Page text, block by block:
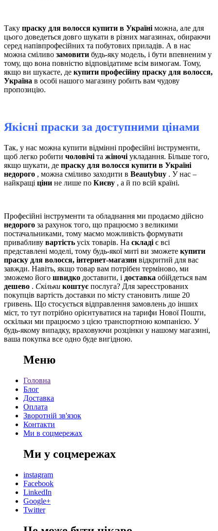
Таку праску для волосся купити в Україні можна, але для
цього доведеться довго шукати в різних магазинах, обираючи
серед напівпрофесійних та побутових приладів. А в нас
можна сміливо замовити будь-яку модель, і бути впевненим у
тому, що вона повністю відповідатиме всім вимогам. Тому,
якщо ви шукаєте, де купити професійну праску для волосся,
Україна в особі нашого магазину робить вам чудову
пропозицію.
Якісні праски за доступними цінами
Так, у нас можна купити відмінні професійні інструменти,
щоб легко робити чоловічі та жіночі укладання. Більше того,
якщо шукати, де праску для волосся купити в Україні
недорого , можна сміливо заходити в Beautybuy . У нас –
найкращі ціни не лише по Києву , а й по всій країні.
Професійні інструменти та обладнання ми продаємо дійсно
недорого за рахунок того, що працюємо з великими
постачальниками, тому маємо можливість формувати
привабливу вартість усіх товарів. На складі є всі
представлені моделі, тому будь-якої миті ви зможете купити
праску для волосся, інтернет-магазин відкритий для вас
завжди. Навіть, якщо товар вам потрібен терміново, ми
зможемо його швидко доставити, і доставка обійдеться вам
дешево . Скільки коштує послуга? Для зареєстрованих
покупців вартість доставки по місту становить лише 20
гривень. Що стосується відправлення замовлень до інших
міст, то тут потрібно орієнтуватися на тарифи Нової Пошти,
оскільки ми працюємо з цією транспортною компанією. У
будь-якому випадку, враховуючи розцінки у нашому магазині,
ваша покупка все одно буде вигідною.
Меню
Головна
Блог
Доставка
Оплата
Зворотній зв'язок
Контакти
Ми в соцмережах
Ми у соцмережах
instagram
Facebook
LinkedIn
Google+
Twitter